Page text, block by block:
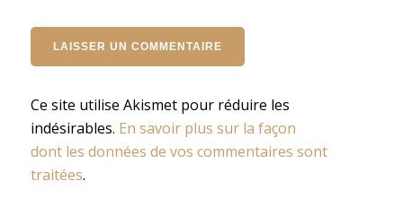
Ce site utilise Akismet pour réduire les
indésirables. En savoir plus sur la façon
dont les données de vos commentaires sont
traitées.